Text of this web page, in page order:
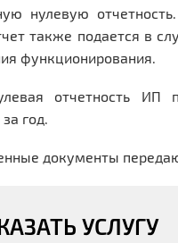
нулевую
также подается в
функционирования.
отчетность ИП
год.
документы
УСЛУГУ